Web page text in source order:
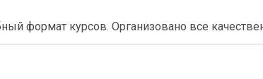
формат курсов. Организовано все